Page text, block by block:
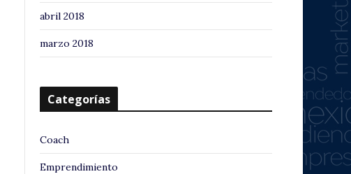
abril 2018
marzo 2018
Categorías
Coach
Emprendimiento